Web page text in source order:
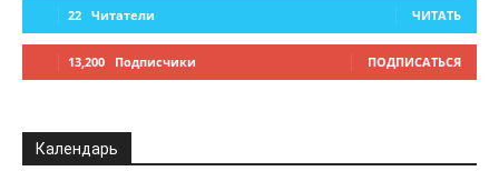
22 Читатели ЧИТАТЬ
13,200 Подписчики ПОДПИСАТЬСЯ
Календарь